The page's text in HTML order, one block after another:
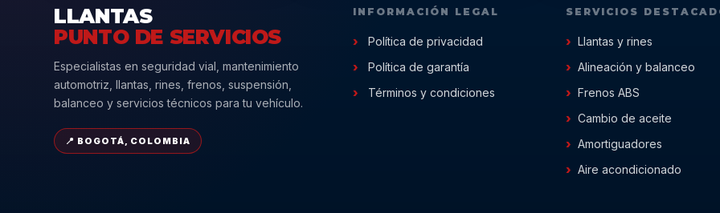
LLANTAS
PUNTO DE SERVICIOS
Especialistas en seguridad vial, mantenimiento
automotriz, llantas, rines, frenos, suspensión,
balanceo y servicios técnicos para tu vehículo.
📍 BOGOTÁ, COLOMBIA
INFORMACIÓN LEGAL
Política de privacidad
Política de garantía
Términos y condiciones
SERVICIOS
Llantas y rines
Alineación y balanceo
Frenos ABS
Cambio de aceite
Amortiguadores
Aire acondicionado